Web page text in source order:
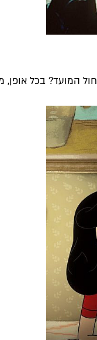
בכל אופן,